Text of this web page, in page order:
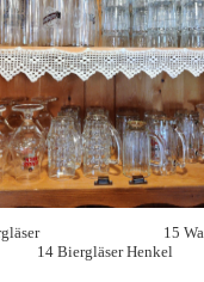
15
14 Biergläser